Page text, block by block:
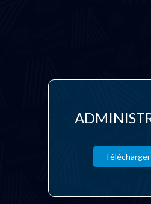
Télécharger